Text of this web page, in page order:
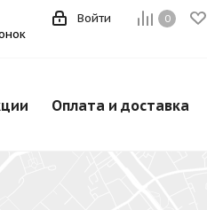
0
Войти
Оплата и доставка